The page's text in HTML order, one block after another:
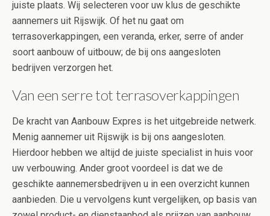
juiste plaats. Wij selecteren voor uw klus de geschikte
aannemers uit Rijswijk. Of het nu gaat om
terrasoverkappingen, een veranda, erker, serre of ander
soort aanbouw of uitbouw; de bij ons aangesloten
bedrijven verzorgen het.
Van een serre tot terrasoverkappingen
De kracht van Aanbouw Expres is het uitgebreide netwerk.
Menig aannemer uit Rijswijk is bij ons aangesloten.
Hierdoor hebben we altijd de juiste specialist in huis voor
uw verbouwing. Ander groot voordeel is dat we de
geschikte aannemersbedrijven u in een overzicht kunnen
aanbieden. Die u vervolgens kunt vergelijken, op basis van